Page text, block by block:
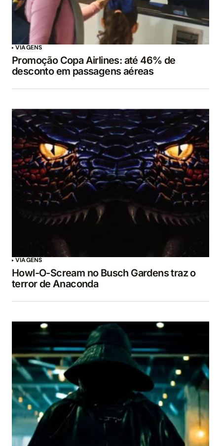
VIAGENS
Promoção Copa Airlines: até 46% de
desconto em passagens aéreas
VIAGENS
Howl-O-Scream no Busch Gardens traz o
terror de Anaconda